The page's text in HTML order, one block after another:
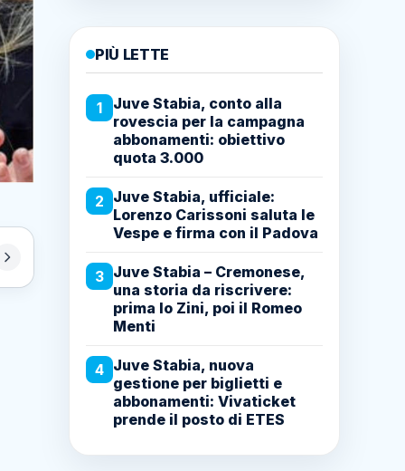
PIÙ LETTE
1
Juve Stabia, conto alla
rovescia per la campagna
abbonamenti: obiettivo
quota 3.000
2 Juve Stabia, ufficiale:
Lorenzo Carissoni saluta le
Vespe e firma con il Padova
3 Juve Stabia – Cremonese,
una storia da riscrivere:
prima lo Zini, poi il Romeo
Menti
4 Juve Stabia, nuova
gestione per biglietti e
abbonamenti: Vivaticket
prende il posto di ETES